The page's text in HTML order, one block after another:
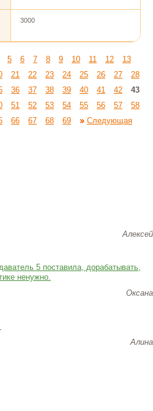
3000
5 6 7 8 9 10 11 12
13
21 22 23 24 25 26 27
28
36 37 38 39 40 41 42
43
51 52 53 54 55 56 57
58
66 67 68 69 Следующая
Алексей
5 поставила, дорабатывать,
ненужно.
Оксана
Алина